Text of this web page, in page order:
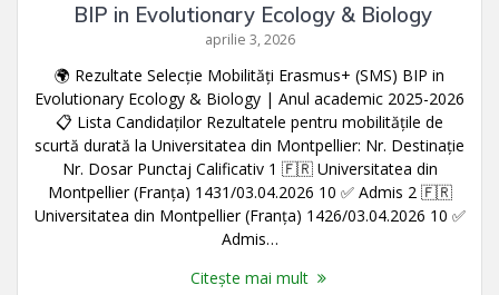
BIP in Evolutionary Ecology & Biology
aprilie 3, 2026
🌍 Rezultate Selecție Mobilități Erasmus+ (SMS) BIP in
Evolutionary Ecology & Biology | Anul academic 2025-2026
📋 Lista Candidaților Rezultatele pentru mobilitățile de
scurtă durată la Universitatea din Montpellier: Nr. Destinație
Nr. Dosar Punctaj Calificativ 1 🇫🇷 Universitatea din
Montpellier (Franța) 1431/03.04.2026 10 ✅ Admis 2 🇫🇷
Universitatea din Montpellier (Franța) 1426/03.04.2026 10 ✅
Admis…
Citește mai mult